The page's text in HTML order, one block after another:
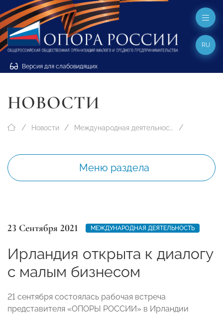
Версия для слабовидящих
RU
НОВОСТИ
Новости Международная деятельность
Меню раздела
23 Сентября 2021 МЕЖДУНАРОДНАЯ ДЕЯТЕЛЬНОСТЬ
Ирландия открыта к диалогу
с малым бизнесом
21 сентября состоялась рабочая встреча
представителя «ОПОРЫ РОССИИ» в Ирландии